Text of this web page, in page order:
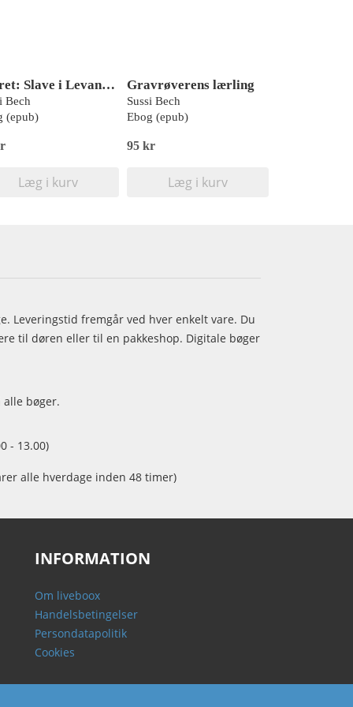
Nofret: Slave i Levanten
Bech
(epub)
Læg i kurv
Gravrøverens lærling
Sussi Bech
Ebog (epub)
95 kr
Læg i kurv
Leveringstid fremgår ved hver enkelt vare. Du
til døren eller til en pakkeshop. Digitale bøger
bøger.
- 13.00)
alle hverdage inden 48 timer)
INFORMATION
Om liveboox
Handelsbetingelser
Persondatapolitik
Cookies